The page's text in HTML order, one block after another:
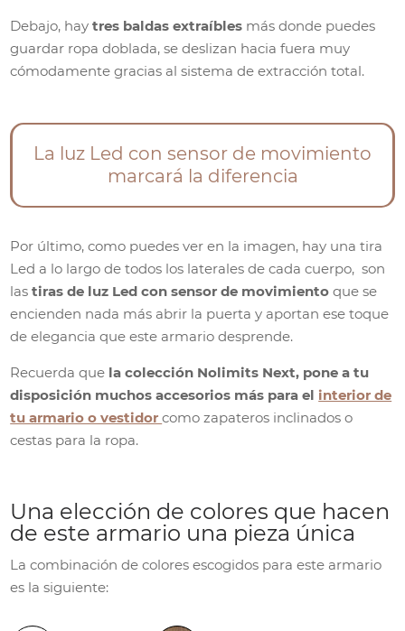
Debajo, haytres baldas extraíbles más donde puedes
guardar ropa doblada, se deslizan hacia fuera muy
cómodamente gracias al sistema de extracción total.
La luz Led con sensor de movimiento
marcará la diferencia
Por último, como puedes ver en la imagen, hay una tira
Led a lo largo de todos los laterales de cada cuerpo, son
lastiras de luz Led con sensor de movimientoque se
encienden nada más abrir la puerta y aportan ese toque
de elegancia que este armario desprende.
Recuerda que la colección Nolimits Next, pone a tu
disposición muchos accesorios más para el interior de
tu armario o vestidorcomo zapateros inclinados o
cestas para la ropa.
Una elección de colores que hacen
de este armario una pieza única
La combinación de colores escogidos para este armario
es la siguiente: